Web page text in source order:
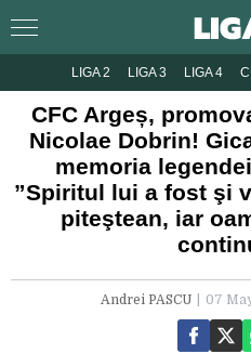
LIGA 2 LIGA 3 LIGA 4
CFC Argeș,
Nicolae Dobrin!
memoria
”Spiritul lui a fost şi
piteştean, iar
Andrei PASCU 07